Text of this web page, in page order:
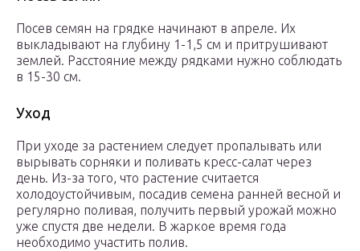
Посев семян на грядке начинают в апреле. Их
выкладывают на глубину 1-1,5 см и притрушивают
землей. Расстояние между рядками нужно соблюдать
в 15-30 см.
Уход
При уходе за растением следует пропалывать или
вырывать сорняки и поливать кресс-салат через
день. Из-за того, что растение считается
холодоустойчивым, посадив семена ранней весной и
регулярно поливая, получить первый урожай можно
уже спустя две недели. В жаркое время года
необходимо участить полив.